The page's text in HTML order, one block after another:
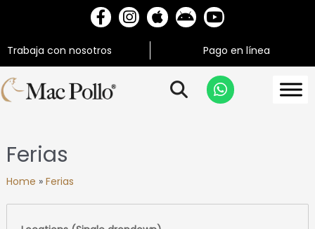
Trabaja con nosotros Pago en línea
Ferias
Home » Ferias